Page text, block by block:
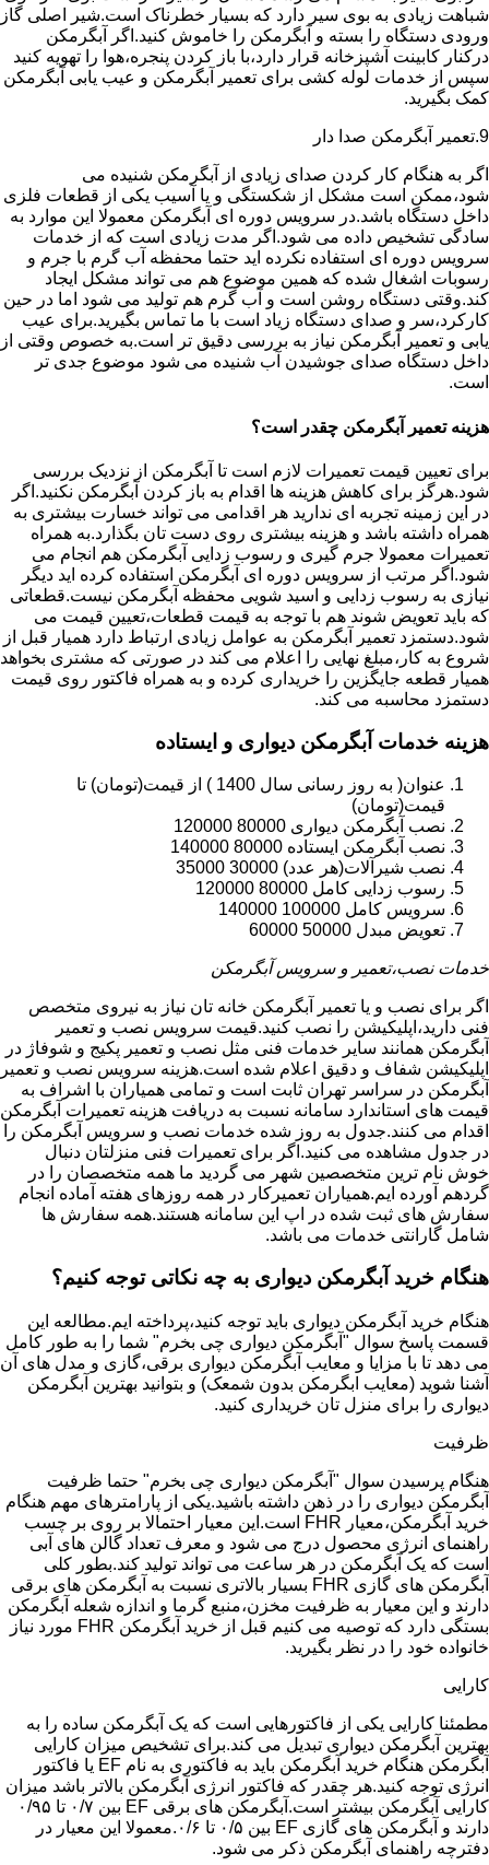
شباهت زیادی به بوی سیر دارد که بسیار خطرناک است.شیر اصلی گاز
ورودی دستگاه را بسته و آبگرمکن را خاموش کنید.اگر آبگرمکن
درکنار کابینت آشپزخانه قرار دارد،با باز کردن پنجره،هوا را تهویه کنید
سپس از خدمات لوله کشی برای تعمیر آبگرمکن و عیب یابی آبگرمکن
کمک بگیرید.
9.تعمیر آبگرمکن صدا دار
اگر به هنگام کار کردن صدای زیادی از آبگرمکن شنیده می
شود،ممکن است مشکل از شکستگی و یا آسیب یکی از قطعات فلزی
داخل دستگاه باشد.در سرویس دوره ای آبگرمکن معمولا این موارد به
سادگی تشخیص داده می شود.اگر مدت زیادی است که از خدمات
سرویس دوره ای استفاده نکرده اید حتما محفظه آب گرم با جرم و
رسوبات اشغال شده که همین موضوع هم می تواند مشکل ایجاد
کند.وقتی دستگاه روشن است و آب گرم هم تولید می شود اما در حین
کارکرد،سر و صدای دستگاه زیاد است با ما تماس بگیرید.برای عیب
یابی و تعمیر آبگرمکن نیاز به بررسی دقیق تر است.به خصوص وقتی از
داخل دستگاه صدای جوشیدن آب شنیده می شود موضوع جدی تر
است.
هزینه تعمیر آبگرمکن چقدر است؟
برای تعیین قیمت تعمیرات لازم است تا آبگرمکن از نزدیک بررسی
شود.هرگز برای کاهش هزینه ها اقدام به باز کردن آبگرمکن نکنید.اگر
در این زمینه تجربه ای ندارید هر اقدامی می تواند خسارت بیشتری به
همراه داشته باشد و هزینه بیشتری روی دست تان بگذارد.به همراه
تعمیرات معمولا جرم گیری و رسوب زدایی آبگرمکن هم انجام می
شود.اگر مرتب از سرویس دوره ای آبگرمکن استفاده کرده اید دیگر
نیازی به رسوب زدایی و اسید شویی محفظه آبگرمکن نیست.قطعاتی
که باید تعویض شوند هم با توجه به قیمت قطعات،تعیین قیمت می
شود.دستمزد تعمیر آبگرمکن به عوامل زیادی ارتباط دارد همیار قبل از
شروع به کار،مبلغ نهایی را اعلام می کند در صورتی که مشتری بخواهد
همیار قطعه جایگزین را خریداری کرده و به همراه فاکتور روی قیمت
دستمزد محاسبه می کند.
هزینه خدمات آبگرمکن دیواری و ایستاده
عنوان( به روز رسانی سال 1400 ) از قیمت(تومان) تا
قیمت(تومان)
نصب آبگرمکن دیواری 80000 120000
نصب آبگرمکن ایستاده 80000 140000
نصب شیرآلات(هر عدد) 30000 35000
رسوب زدایی کامل 80000 120000
سرویس کامل 100000 140000
تعویض مبدل 50000 60000
خدمات نصب،تعمیر و سرویس آبگرمکن
اگر برای نصب و یا تعمیر آبگرمکن خانه تان نیاز به نیروی متخصص
فنی دارید،اپلیکیشن را نصب کنید.قیمت سرویس نصب و تعمیر
آبگرمکن همانند سایر خدمات فنی مثل نصب و تعمیر پکیج و شوفاژ در
اپلیکیشن شفاف و دقیق اعلام شده است.هزینه سرویس نصب و تعمیر
آبگرمکن در سراسر تهران ثابت است و تمامی همیاران با اشراف به
قیمت های استاندارد سامانه نسبت به دریافت هزینه تعمیرات آبگرمکن
اقدام می کنند.جدول به روز شده خدمات نصب و سرویس آبگرمکن را
در جدول مشاهده می کنید.اگر برای تعمیرات فنی منزلتان دنبال
خوش نام ترین متخصصین شهر می گردید ما همه متخصصان را در
گردهم آورده ایم.همیاران تعمیرکار در همه روزهای هفته آماده انجام
سفارش های ثبت شده در اپ این سامانه هستند.همه سفارش ها
شامل گارانتی خدمات می باشد.
هنگام خرید آبگرمکن دیواری به چه نکاتی توجه کنیم؟
هنگام خرید آبگرمکن دیواری باید توجه کنید،پرداخته ایم.مطالعه این
قسمت پاسخ سوال "آبگرمکن دیواری چی بخرم" شما را به طور کامل
می دهد تا با مزایا و معایب آبگرمکن دیواری برقی،گازی و مدل های آن
آشنا شوید (معایب ابگرمکن بدون شمعک) و بتوانید بهترین آبگرمکن
دیواری را برای منزل تان خریداری کنید.
ظرفیت
هنگام پرسیدن سوال "آبگرمکن دیواری چی بخرم" حتما ظرفیت
آبگرمکن دیواری را در ذهن داشته باشید.یکی از پارامترهای مهم هنگام
خرید آبگرمکن،معیار FHR است.این معیار احتمالا بر روی بر چسب
راهنمای انرژی محصول درج می شود و معرف تعداد گالن های آبی
است که یک آبگرمکن در هر ساعت می تواند تولید کند.بطور کلی
آبگرمکن های گازی FHR بسیار بالاتری نسبت به آبگرمکن های برقی
دارند و این معیار به ظرفیت مخزن،منبع گرما و اندازه شعله آبگرمکن
بستگی دارد که توصیه می کنیم قبل از خرید آبگرمکن FHR مورد نیاز
خانواده خود را در نظر بگیرید.
کارایی
مطمئنا کارایی یکی از فاکتورهایی است که یک آبگرمکن ساده را به
بهترین آبگرمکن دیواری تبدیل می کند.برای تشخیص میزان کارایی
آبگرمکن هنگام خرید آبگرمکن باید به فاکتوری به نام EF یا فاکتور
انرژی توجه کنید.هر چقدر که فاکتور انرژی آبگرمکن بالاتر باشد میزان
کارایی آبگرمکن بیشتر است.آبگرمکن های برقی EF بین ۰/۷ تا ۰/۹۵
دارند و آبگرمکن های گازی EF بین ۰/۵ تا ۰/۶.معمولا این معیار در
دفترچه راهنمای آبگرمکن ذکر می شود.